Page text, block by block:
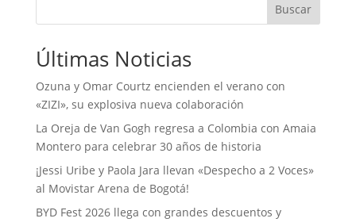
Buscar
Últimas Noticias
Ozuna y Omar Courtz encienden el verano con
«ZIZI», su explosiva nueva colaboración
La Oreja de Van Gogh regresa a Colombia con Amaia
Montero para celebrar 30 años de historia
¡Jessi Uribe y Paola Jara llevan «Despecho a 2 Voces»
al Movistar Arena de Bogotá!
BYD Fest 2026 llega con grandes descuentos y